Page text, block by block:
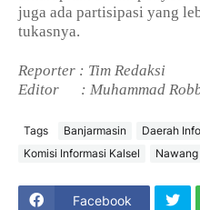
juga ada partisipasi yang
tukasnya.
Reporter : Tim Redaksi
Editor
: Muhammad
Tags Banjarmasin Daerah
Komisi Informasi Kalsel
Facebook